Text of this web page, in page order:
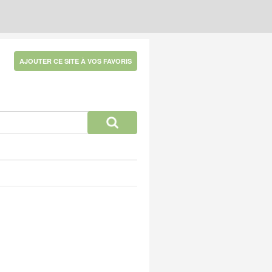
AJOUTER CE SITE À VOS FAVORIS